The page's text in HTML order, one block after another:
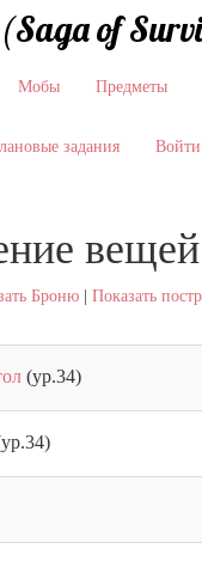
of
Мобы Предметы
задания Войти
Броню
Показать
(ур.34)